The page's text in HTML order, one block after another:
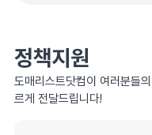
정책지원
도매리스트닷컴이 여러분들
르게 전달드립니다!